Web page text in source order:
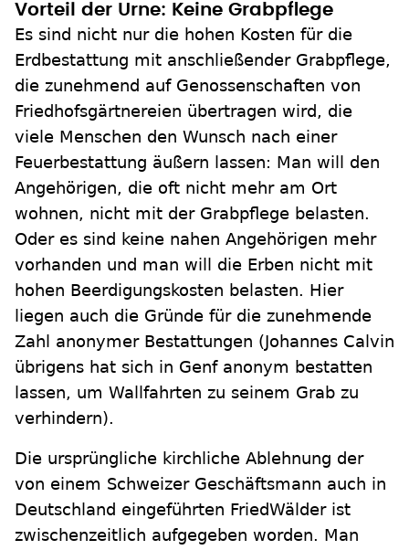
Vorteil der Urne: Keine Grabpflege
Es sind nicht nur die hohen Kosten für die
Erdbestattung mit anschließender Grabpflege,
die zunehmend auf Genossenschaften von
Friedhofsgärtnereien übertragen wird, die
viele Menschen den Wunsch nach einer
Feuerbestattung äußern lassen: Man will den
Angehörigen, die oft nicht mehr am Ort
wohnen, nicht mit der Grabpflege belasten.
Oder es sind keine nahen Angehörigen mehr
vorhanden und man will die Erben nicht mit
hohen Beerdigungskosten belasten. Hier
liegen auch die Gründe für die zunehmende
Zahl anonymer Bestattungen (Johannes Calvin
übrigens hat sich in Genf anonym bestatten
lassen, um Wallfahrten zu seinem Grab zu
verhindern).
Die ursprüngliche kirchliche Ablehnung der
von einem Schweizer Geschäftsmann auch in
Deutschland eingeführten FriedWälder ist
zwischenzeitlich aufgegeben worden. Man